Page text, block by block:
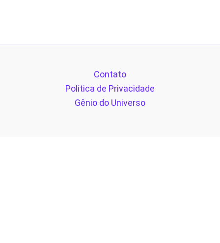
Contato
Política de Privacidade
Gênio do Universo